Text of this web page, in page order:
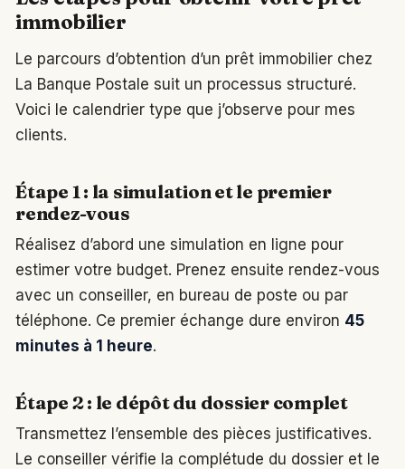
immobilier
Le parcours d’obtention d’un prêt immobilier chez
La Banque Postale suit un processus structuré.
Voici le calendrier type que j’observe pour mes
clients.
Étape 1 : la simulation et le premier
rendez-vous
Réalisez d’abord une simulation en ligne pour
estimer votre budget. Prenez ensuite rendez-vous
avec un conseiller, en bureau de poste ou par
téléphone. Ce premier échange dure environ 45
minutes à 1 heure.
Étape 2 : le dépôt du dossier complet
Transmettez l’ensemble des pièces justificatives.
Le conseiller vérifie la complétude du dossier et le